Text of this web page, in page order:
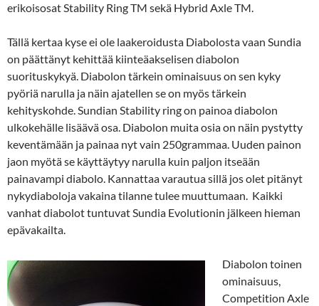
erikoisosat Stability Ring TM sekä Hybrid Axle TM.
Tällä kertaa kyse ei ole laakeroidusta Diabolosta vaan Sundia
on päättänyt kehittää kiinteäakselisen diabolon
suorituskykyä. Diabolon tärkein ominaisuus on sen kyky
pyöriä narulla ja näin ajatellen se on myös tärkein
kehityskohde. Sundian Stability ring on painoa diabolon
ulkokehälle lisäävä osa. Diabolon muita osia on näin pystytty
keventämään ja painaa nyt vain 250grammaa. Uuden painon
jaon myötä se käyttäytyy narulla kuin paljon itseään
painavampi diabolo. Kannattaa varautua sillä jos olet pitänyt
nykydiaboloja vakaina tilanne tulee muuttumaan. Kaikki
vanhat diabolot tuntuvat Sundia Evolutionin jälkeen hieman
epävakailta.
Diabolon toinen
ominaisuus,
Competition Axle